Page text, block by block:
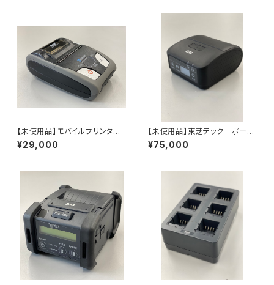
【未使用品】モバイルプリンタ
ー スター精密 SM-S210i
¥29,000
【未使用品】東芝テック ポータ
ブルプリンタ B-LP2D B-LP
2D-GS30-R
¥75,000